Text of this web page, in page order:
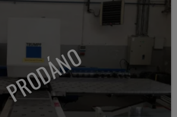
PRODÁNO